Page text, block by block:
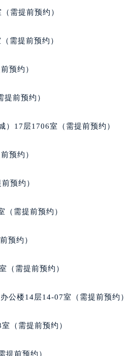
29层03室（需提前预约）
室（需提前预约）
1104室（需提前预约）
22层08室（需提前预约）
提前预约）
楼709室（需提前预约）
需提前预约）
楼14D（需提前预约）
层07室（需提前预约）
室（需提前预约）
室（需提前预约）
21层2102室（需提前预约）
（需提前预约）
需提前预约）
需提前预约）
预约）
前预约）
17层1706室（需提前预约）
预约）
预约）
需提前预约）
预约）
（需提前预约）
公楼14层14-07室（需提前预约）
（需提前预约）
提前预约）